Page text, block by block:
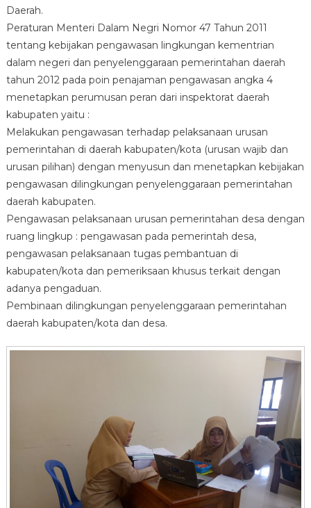
Daerah.
Peraturan Menteri Dalam Negri Nomor 47 Tahun 2011
tentang kebijakan pengawasan lingkungan kementrian
dalam negeri dan penyelenggaraan pemerintahan daerah
tahun 2012 pada poin penajaman pengawasan angka 4
menetapkan perumusan peran dari inspektorat daerah
kabupaten yaitu :
Melakukan pengawasan terhadap pelaksanaan urusan
pemerintahan di daerah kabupaten/kota (urusan wajib dan
urusan pilihan) dengan menyusun dan menetapkan kebijakan
pengawasan dilingkungan penyelenggaraan pemerintahan
daerah kabupaten.
Pengawasan pelaksanaan urusan pemerintahan desa dengan
ruang lingkup : pengawasan pada pemerintah desa,
pengawasan pelaksanaan tugas pembantuan di
kabupaten/kota dan pemeriksaan khusus terkait dengan
adanya pengaduan.
Pembinaan dilingkungan penyelenggaraan pemerintahan
daerah kabupaten/kota dan desa.